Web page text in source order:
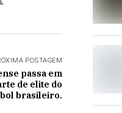
POSTAGEM
passa em
de elite do
brasileiro.